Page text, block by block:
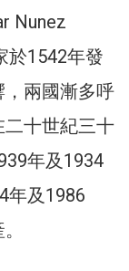
Nunez
於1542年發
兩國漸多呼
十世紀三十
年及1934
年及1986